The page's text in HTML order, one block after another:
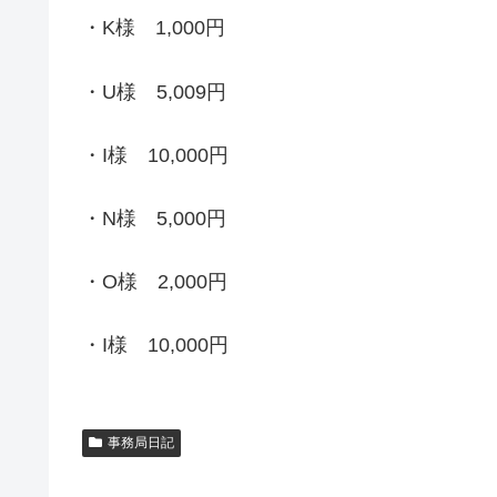
・K様 1,000円
・U様 5,009円
・I様 10,000円
・N様 5,000円
・O様 2,000円
・I様 10,000円
事務局日記